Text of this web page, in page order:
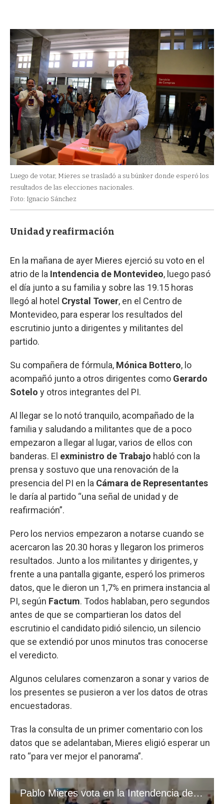
Luego de votar, Mieres se trasladó a su búnker donde esperó los
resultados de las elecciones nacionales.
Foto: Ignacio Sánchez
Unidad y reafirmación
En la mañana de ayer Mieres ejerció su voto en el
atrio de la Intendencia de Montevideo, luego pasó
el día junto a su familia y sobre las 19.15 horas
llegó al hotel Crystal Tower, en el Centro de
Montevideo, para esperar los resultados del
escrutinio junto a dirigentes y militantes del
partido.
Su compañera de fórmula, Mónica Bottero, lo
acompañó junto a otros dirigentes como Gerardo
Sotelo y otros integrantes del PI.
Al llegar se lo notó tranquilo, acompañado de la
familia y saludando a militantes que de a poco
empezaron a llegar al lugar, varios de ellos con
banderas. El exministro de Trabajo habló con la
prensa y sostuvo que una renovación de la
presencia del PI en la Cámara de Representantes
le daría al partido “una señal de unidad y de
reafirmación”.
Pero los nervios empezaron a notarse cuando se
acercaron las 20.30 horas y llegaron los primeros
resultados. Junto a los militantes y dirigentes, y
frente a una pantalla gigante, esperó los primeros
datos, que le dieron un 1,7% en primera instancia al
PI, según Factum. Todos hablaban, pero segundos
antes de que se compartieran los datos del
escrutinio el candidato pidió silencio, un silencio
que se extendió por unos minutos tras conocerse
el veredicto.
Algunos celulares comenzaron a sonar y varios de
los presentes se pusieron a ver los datos de otras
encuestadoras.
Tras la consulta de un primer comentario con los
datos que se adelantaban, Mieres eligió esperar un
rato “para ver mejor el panorama”.